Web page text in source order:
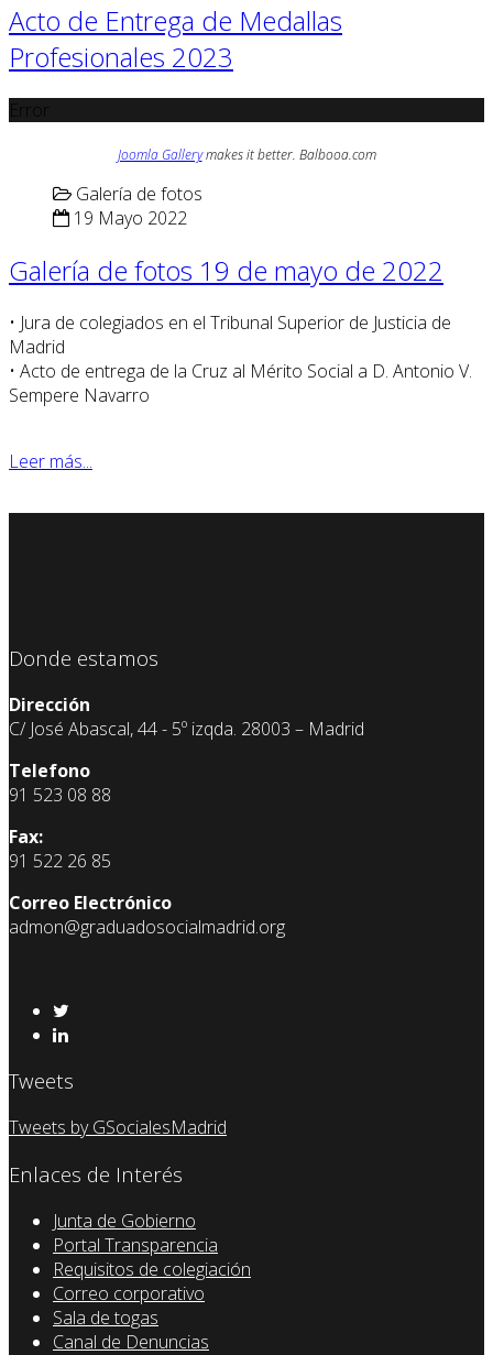
Acto de Entrega de Medallas
Profesionales 2023
Joomla Gallerymakes it better. Balbooa.com
Galería de fotos
19 Mayo 2022
Galería de fotos 19 de mayo de 2022
• Jura de colegiados en el Tribunal Superior de Justicia de
Madrid
• Acto de entrega de la Cruz al Mérito Social a D. Antonio V.
Sempere Navarro
Leer más...
Donde estamos
Dirección
C/ José Abascal, 44 - 5º izqda. 28003 – Madrid
Telefono
91 523 08 88
Fax:
91 522 26 85
Correo Electrónico
admon@graduadosocialmadrid.org
Tweets
Tweets by GSocialesMadrid
Enlaces de Interés
Junta de Gobierno
Portal Transparencia
Requisitos de colegiación
Correo corporativo
Sala de togas
Canal de Denuncias